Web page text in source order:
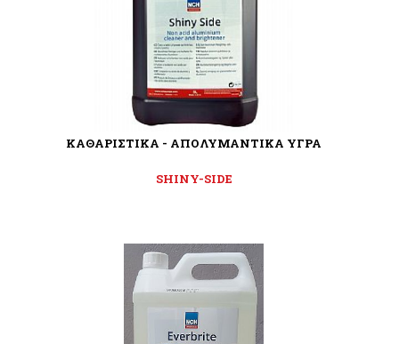
ΚΑΘΑΡΙΣΤΙΚΑ - ΑΠΟΛΥΜΑΝΤΙΚΑ ΥΓΡΑ
SHINY-SIDE